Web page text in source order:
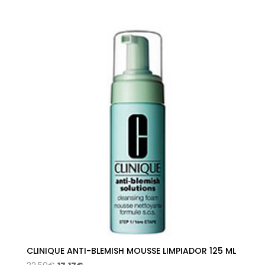
CLINIQUE ANTI-BLEMISH MOUSSE LIMPIADOR 125 ML